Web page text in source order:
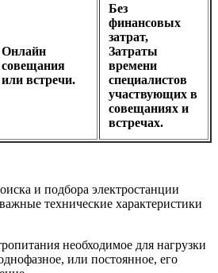
Онлайн
совещания
или встречи.
Без
финансовых
затрат,
Затраты
времени
специалистов
участвующих в
совещаниях и
встречах.
и подбора электростанции
технические характеристики
необходимое для нагрузки
или постоянное, его